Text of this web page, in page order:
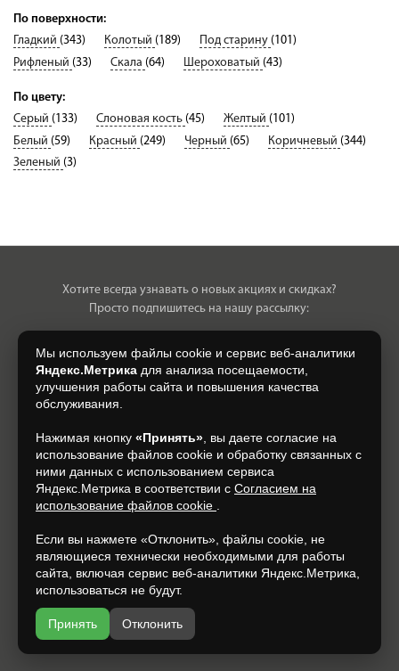
По поверхности:
Гладкий (343) Колотый (189) Под старину (101)
Рифленый (33) Скала (64) Шероховатый (43)
По цвету:
Серый (133) Слоновая кость (45) Желтый (101)
Белый (59) Красный (249) Черный (65) Коричневый (344)
Зеленый (3)
Хотите всегда узнавать о новых акциях и скидках?
Просто подпишитесь на нашу рассылку:
Нажимая на кнопку, я даю свое согласие на обработку моих
персональных данных, на условиях и для целей, определенных в
Подписаться
+7 (930) 305-85-90
Разработка и продвижение —
Мы используем файлы cookie и сервис веб-аналитики
Яндекс.Метрика для анализа посещаемости,
улучшения работы сайта и повышения качества
обслуживания.
Нажимая кнопку «Принять» , вы даете согласие на
использование файлов cookie и обработку связанных с
ними данных с использованием сервиса
Яндекс.Метрика в соответствии с Согласием на
использование файлов cookie
Если вы нажмете «Отклонить», файлы cookie, не
являющиеся технически необходимыми для работы
сайта, включая сервис веб-аналитики Яндекс.Метрика,
использоваться не будут.
Принять Отклонить